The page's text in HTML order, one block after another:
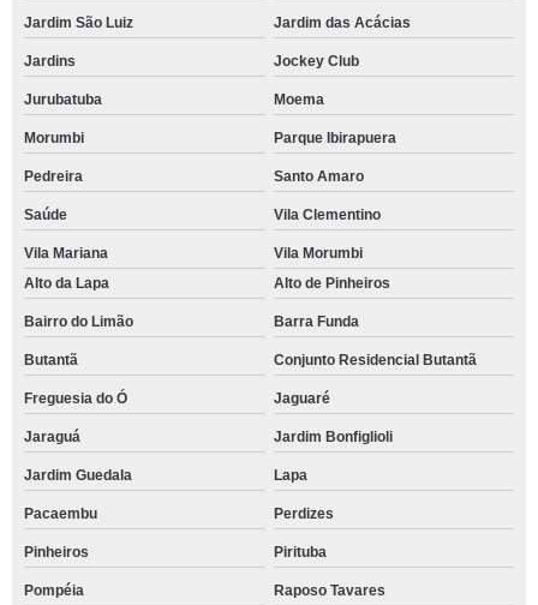
Jardim São Luiz Jardim das Acácias
Jardins Jockey Club
Jurubatuba Moema
Morumbi Parque Ibirapuera
Pedreira Santo Amaro
Saúde Vila Clementino
Vila Mariana
Vila Morumbi
Alto da Lapa
Alto de Pinheiros
Bairro do Limão Barra Funda
Butantã Conjunto Residencial Butantã
Freguesia do Ó Jaguaré
Jaraguá Jardim Bonfiglioli
Jardim Guedala Lapa
Pacaembu Perdizes
Pinheiros Pirituba
Pompéia Raposo Tavares